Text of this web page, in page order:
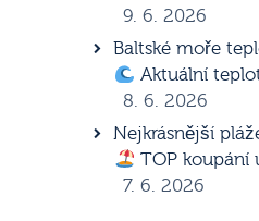
9. 6. 2026
Baltské moře
Aktuální
8. 6. 2026
Nejkrásnější
TOP koupání
7. 6. 2026